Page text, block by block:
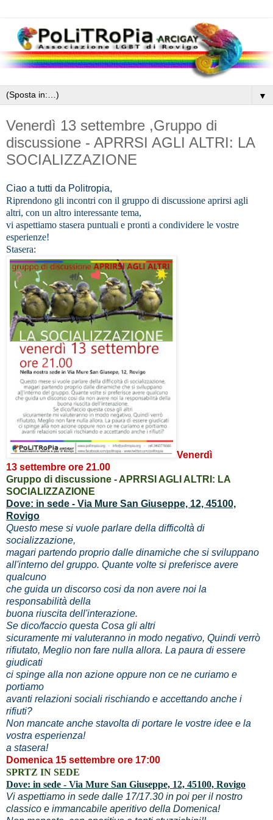
▼
Venerdì 13 settembre ,Gruppo di
discussion​e - APRRSI AGLI ALTRI: LA
SOCIALIZZA​ZIONE
Ciao a tutti da Politropia,
Riprendono gli incontri con il gruppo di discussione aprirsi agli
altri, con un altro interessante tema,
vi aspettiamo stasera puntuali e pronti a condividere le vostre
esperienze!
Stasera:
Venerdì
13 settembre ore 21.00
Gruppo di discussione - APRRSI AGLI ALTRI: LA
SOCIALIZZAZIONE
Dove: in sede - Via Mure San Giuseppe, 12, 45100,
Rovigo
Questo mese si vuole parlare della difficoltà di
socializzazione,
magari partendo proprio dalle dinamiche che si sviluppano
all'interno del gruppo. Quante volte si preferisce avere
qualcuno
che guida un discorso cosi da non avere noi la
responsabilità della
buona riuscita dell'interazione.
Se dico/faccio questa Cosa gli altri
sicuramente mi valuteranno in modo negativo, Quindi verrò
rifiutato, Meglio non fare nulla allora. La paura di essere
giudicati
ci spinge alla non azione oppure non ce ne curiamo e
portiamo
avanti relazioni sociali rischiando e accettando anche i
rifiuti?
Non mancate anche stavolta di portare le vostre idee e la
vostra esperienza!
a stasera!
Domenica 15 settembre ore 17:00
SPRTZ IN SEDE
Dove: in sede - Via Mure San Giuseppe, 12, 45100, Rovigo
Vi aspettiamo in sede dalle 17/17.30 in poi per il nostro
classico e immancabile aperitivo della Domenica!